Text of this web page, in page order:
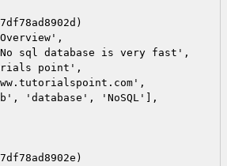
sql database is very fast',
point',
'database', 'NoSQL'],